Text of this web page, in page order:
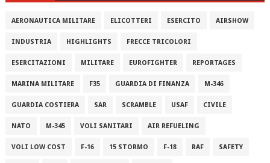
AERONAUTICA MILITARE ELICOTTERI ESERCITO AIRSHOW
INDUSTRIA HIGHLIGHTS FRECCE TRICOLORI
ESERCITAZIONI MILITARE EUROFIGHTER REPORTAGES
MARINA MILITARE F35 GUARDIA DI FINANZA M-346
GUARDIA COSTIERA SAR SCRAMBLE USAF CIVILE
NATO M-345 VOLI SANITARI AIR REFUELING
VOLI LOW COST F-16 15 STORMO F-18 RAF SAFETY